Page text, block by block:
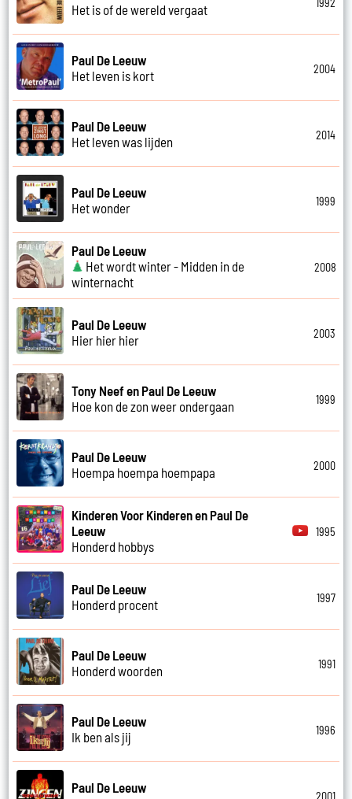
Het is of de wereld vergaat
Paul De Leeuw
Het leven is kort
2004
Paul De Leeuw
Het leven was lijden
2014
Paul De Leeuw
Het wonder
1999
Paul De Leeuw
Het wordt winter - Midden in de
winternacht
2008
Paul De Leeuw
Hier hier hier
2003
Tony Neef en Paul De Leeuw
Hoe kon de zon weer ondergaan
1999
Paul De Leeuw
Hoempa hoempa hoempapa
2000
Kinderen Voor Kinderen en Paul De
Leeuw
Honderd hobbys
1995
Paul De Leeuw
Honderd procent
1997
Paul De Leeuw
Honderd woorden
1991
Paul De Leeuw
Ik ben als jij
1996
Paul De Leeuw
2001